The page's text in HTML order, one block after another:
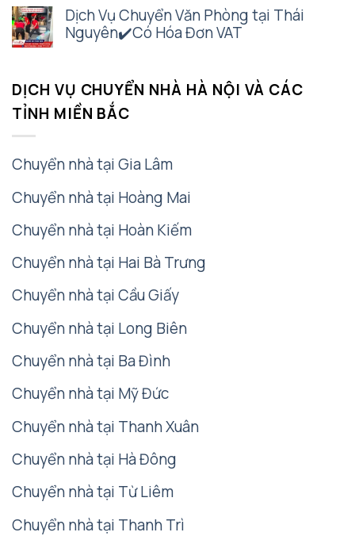
Dịch Vụ Chuyển Văn Phòng tại Thái
Nguyên✔️Có Hóa Đơn VAT
DỊCH VỤ CHUYỂN NHÀ HÀ NỘI VÀ CÁC
TỈNH MIỀN BẮC
Chuyển nhà tại Gia Lâm
Chuyển nhà tại Hoàng Mai
Chuyển nhà tại Hoàn Kiếm
Chuyển nhà tại Hai Bà Trưng
Chuyển nhà tại Cầu Giấy
Chuyển nhà tại Long Biên
Chuyển nhà tại Ba Đình
Chuyển nhà tại Mỹ Đức
Chuyển nhà tại Thanh Xuân
Chuyển nhà tại Hà Đông
Chuyển nhà tại Từ Liêm
Chuyển nhà tại Thanh Trì